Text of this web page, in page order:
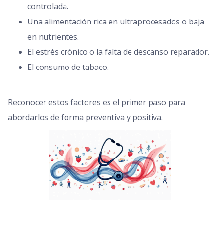
controlada.
Una alimentación rica en ultraprocesados o baja
en nutrientes.
El estrés crónico o la falta de descanso reparador.
El consumo de tabaco.
Reconocer estos factores es el primer paso para
abordarlos de forma preventiva y positiva.